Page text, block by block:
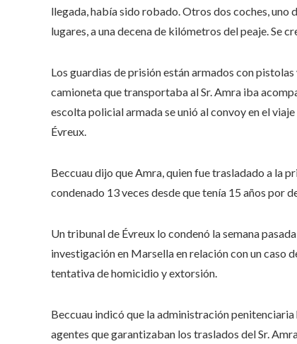
llegada, había sido robado. Otros dos coches,
lugares, a una decena de kilómetros del peaje. Se
Los guardias de prisión están armados con
camioneta que transportaba al Sr. Amra iba
escolta policial armada se unió al convoy en el
Évreux.
Beccuau dijo que Amra, quien fue trasladado a la
condenado 13 veces desde que tenía 15 años por
Un tribunal de Évreux lo condenó la semana
investigación en Marsella en relación con un caso
tentativa de homicidio y extorsión.
Beccuau indicó que la administración
agentes que garantizaban los traslados del Sr.